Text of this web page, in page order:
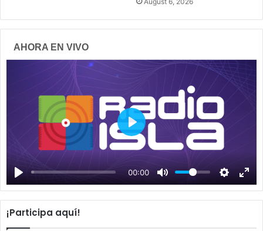
AHORA EN VIVO
00:00
P
a
y
¡Participa aquí!